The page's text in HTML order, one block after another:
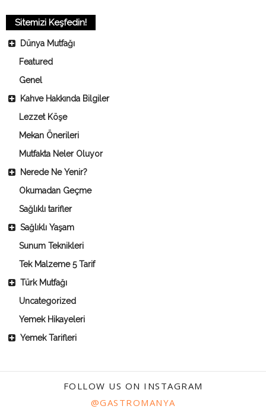
Sitemizi Keşfedin!
Dünya Mutfağı
Featured
Genel
Kahve Hakkında Bilgiler
Lezzet Köşe
Mekan Önerileri
Mutfakta Neler Oluyor
Nerede Ne Yenir?
Okumadan Geçme
Sağlıklı tarifler
Sağlıklı Yaşam
Sunum Teknikleri
Tek Malzeme 5 Tarif
Türk Mutfağı
Uncategorized
Yemek Hikayeleri
Yemek Tarifleri
FOLLOW US ON INSTAGRAM
@GASTROMANYA